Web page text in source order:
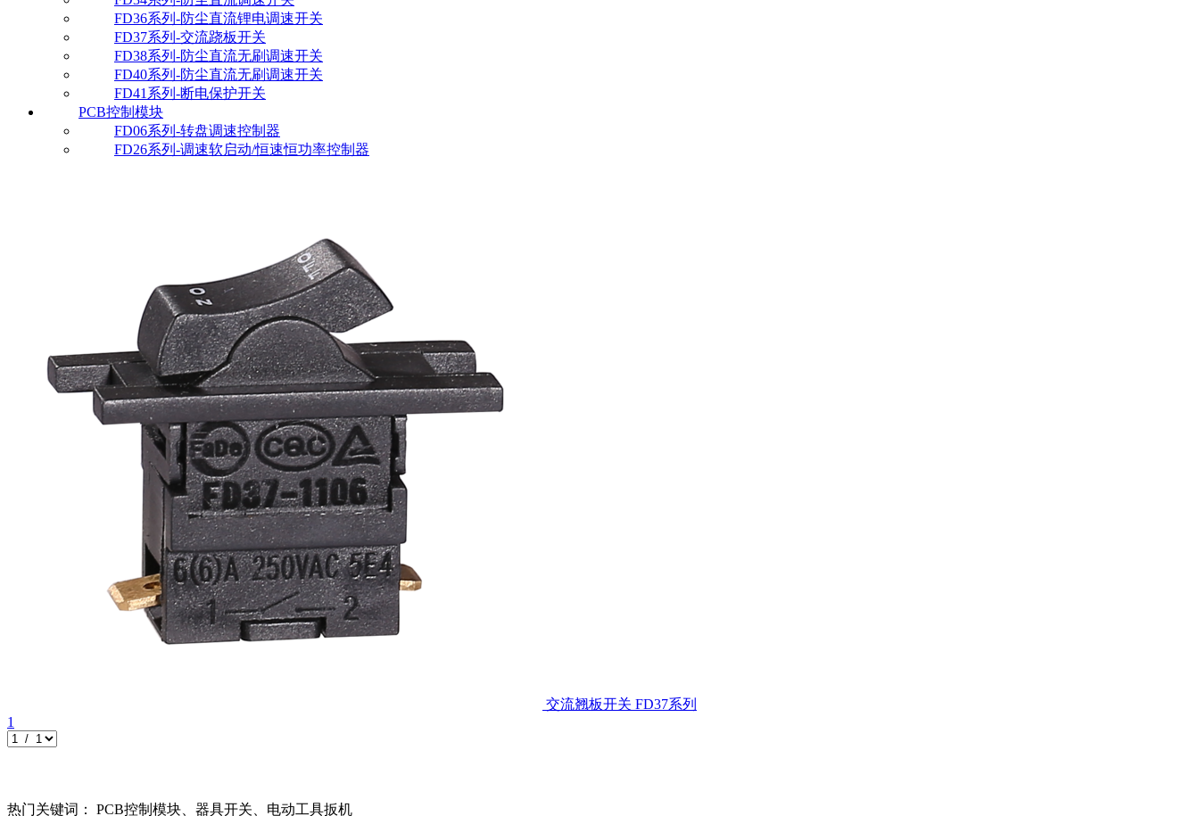
FD36系列-防尘直流锂电调速开关
FD37系列-交流跷板开关
FD38系列-防尘直流无刷调速开关
FD40系列-防尘直流无刷调速开关
FD41系列-断电保护开关
PCB控制模块
FD06系列-转盘调速控制器
FD26系列-调速软启动/恒速恒功率控制器
交流翘板开关 FD37系列
1
热门关键词： PCB控制模块、器具开关、电动工具扳机